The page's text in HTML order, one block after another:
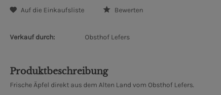
Auf die Einkaufsliste Bewerten
Verkauf durch: Obsthof Lefers
Produktbeschreibung
Frische Äpfel direkt aus dem Alten Land vom Obsthof Lefers.